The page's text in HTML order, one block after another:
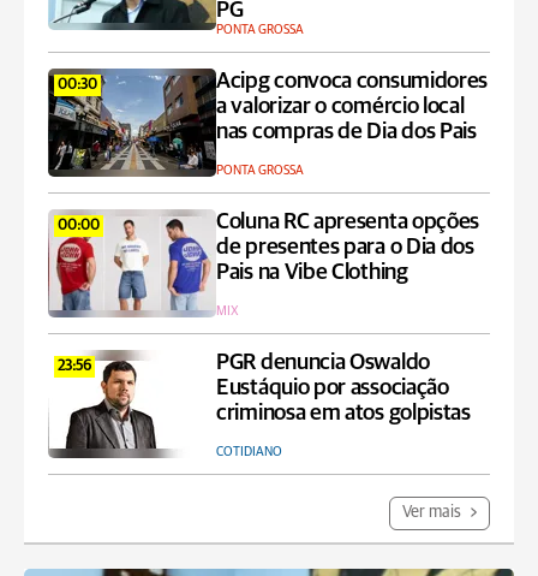
PG
PONTA GROSSA
00:30
Acipg convoca consumidores
a valorizar o comércio local
nas compras de Dia dos Pais
PONTA GROSSA
00:00
Coluna RC apresenta opções
de presentes para o Dia dos
Pais na Vibe Clothing
MIX
23:56
PGR denuncia Oswaldo
Eustáquio por associação
criminosa em atos golpistas
COTIDIANO
Ver mais